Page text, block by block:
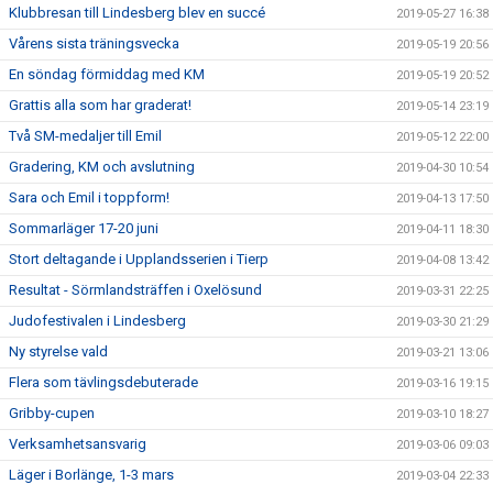
Klubbresan till Lindesberg blev en succé 2019-05-27 16:38
Vårens sista träningsvecka 2019-05-19 20:56
En söndag förmiddag med KM 2019-05-19 20:52
Grattis alla som har graderat! 2019-05-14 23:19
Två SM-medaljer till Emil 2019-05-12 22:00
Gradering, KM och avslutning 2019-04-30 10:54
Sara och Emil i toppform! 2019-04-13 17:50
Sommarläger 17-20 juni 2019-04-11 18:30
Stort deltagande i Upplandsserien i Tierp 2019-04-08 13:42
Resultat - Sörmlandsträffen i Oxelösund 2019-03-31 22:25
Judofestivalen i Lindesberg 2019-03-30 21:29
Ny styrelse vald 2019-03-21 13:06
Flera som tävlingsdebuterade 2019-03-16 19:15
Gribby-cupen 2019-03-10 18:27
Verksamhetsansvarig 2019-03-06 09:03
Läger i Borlänge, 1-3 mars 2019-03-04 22:33